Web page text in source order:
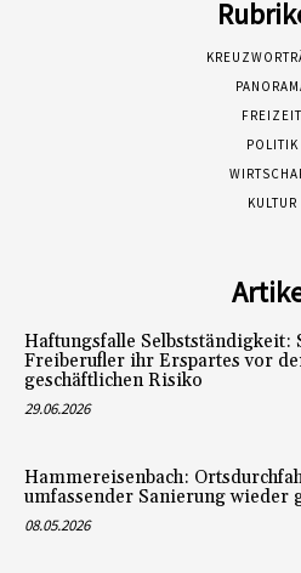
FREIZEIT
POLITIK
KULTUR
Haftungsfalle Selbstständigkeit:
Freiberufler ihr Erspartes vor
geschäftlichen Risiko
29.06.2026
Hammereisenbach:
umfassender Sanierung wieder
08.05.2026